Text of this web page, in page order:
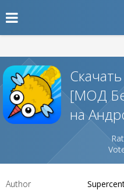
[МОД
на
Author